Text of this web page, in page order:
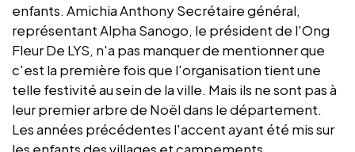
enfants. Amichia Anthony Secrétaire général,
représentant Alpha Sanogo, le président de l'Ong
Fleur De LYS, n'a pas manquer de mentionner que
c'est la première fois que l'organisation tient une
telle festivité au sein de la ville. Mais ils ne sont pas à
leur premier arbre de Noël dans le département.
Les années précédentes l'accent ayant été mis sur
les enfants des villages et campements.